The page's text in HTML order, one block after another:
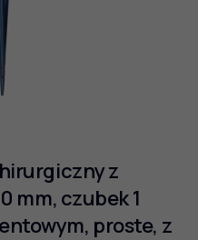
z
mm, czubek 1
proste, z